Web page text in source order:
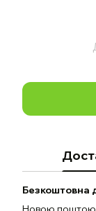
Безкоштовна